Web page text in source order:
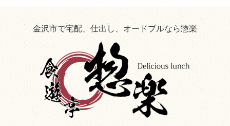
ち
情
報！
金沢市で宅配、仕出し、オードブルなら惣楽